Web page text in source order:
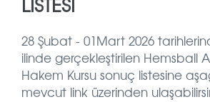
28 Şubat - 01Mart 2026
ilinde gerçekleştirilen Hemsball
Hakem Kursu sonuç listesine
mevcut link üzerinden